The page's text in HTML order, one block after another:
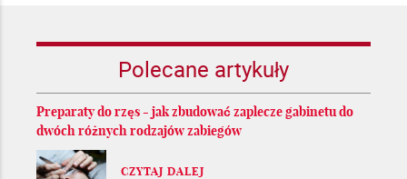
Polecane artykuły
Preparaty do rzęs - jak zbudować zaplecze gabinetu do
dwóch różnych rodzajów zabiegów
CZYTAJ DALEJ